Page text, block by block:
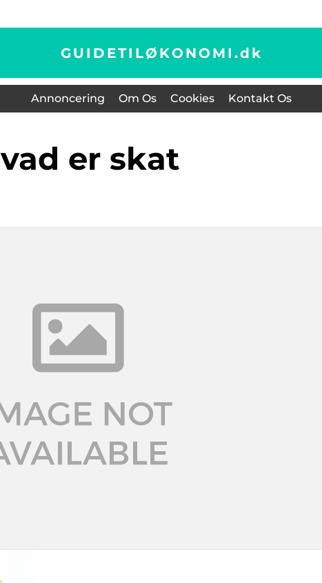
GUIDETILØKONOMI.dk
Annoncering Om Os Cookies Kontakt Os
hvad er skat